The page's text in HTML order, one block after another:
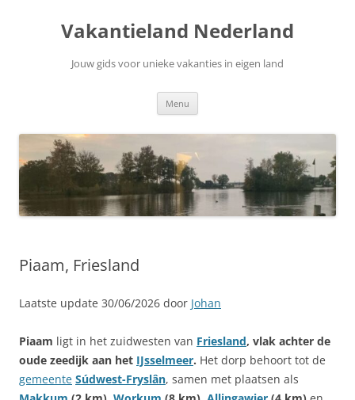
Vakantieland Nederland
Jouw gids voor unieke vakanties in eigen land
Menu
Piaam, Friesland
Laatste update 30/06/2026 door Johan
Piaam ligt in het zuidwesten van Friesland, vlak achter de
oude zeedijk aan het IJsselmeer. Het dorp behoort tot de
gemeente Súdwest-Fryslân, samen met plaatsen als